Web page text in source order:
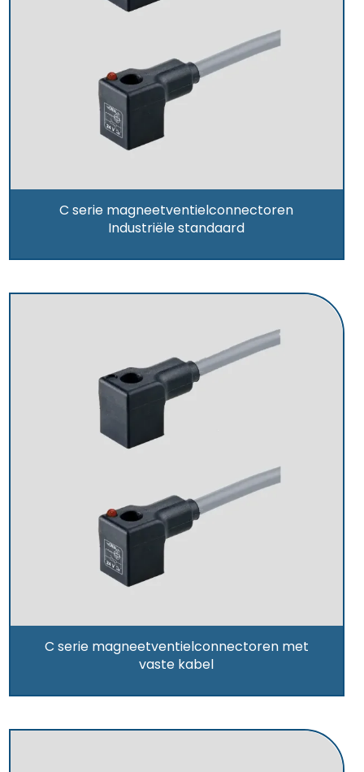
C serie magneetventielconnectoren
Industriële standaard
C serie magneetventielconnectoren met
vaste kabel